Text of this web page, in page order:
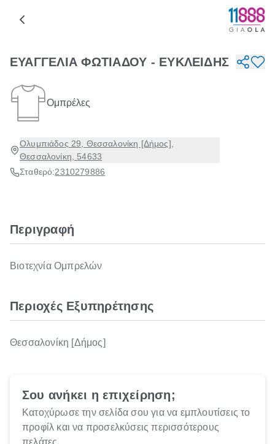
ΕΥΑΓΓΕΛΙΑ ΦΩΤΙΑΔΟΥ - ΕΥΚΛΕΙΔΗΣ
Ομπρέλες
Ολυμπιάδος 29, Θεσσαλονίκη [Δήμος],
Θεσσαλονίκη, 54633
Σταθερό:2310279886
Περιγραφή
Βιοτεχνία Ομπρελών
Περιοχές Εξυπηρέτησης
Θεσσαλονίκη [Δήμος]
Σου ανήκει η επιχείρηση;
Κατοχύρωσε την σελίδα σου για να εμπλουτίσεις το
προφίλ και να προσελκύσεις περισσότερους
πελάτες.